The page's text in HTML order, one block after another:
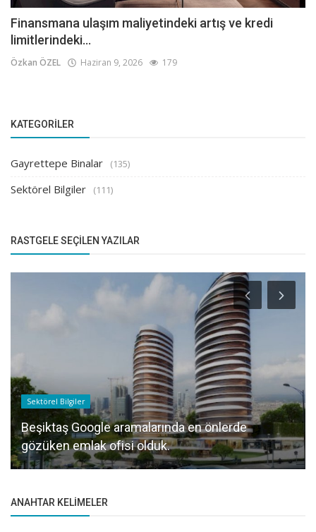
Finansmana ulaşım maliyetindeki artış ve kredi
limitlerindeki...
Özkan ÖZEL Haziran 9, 2026 179
KATEGORILER
Gayrettepe Binalar (135)
Sektörel Bilgiler (111)
RASTGELE SEÇILEN YAZILAR
Sektörel Bilgiler
Beşiktaş Google aramalarında en önlerde
gözüken emlak ofisi olduk.
ANAHTAR KELIMELER